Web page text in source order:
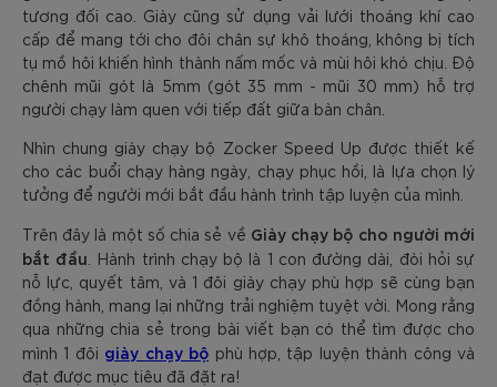
tương đối cao. Giày cũng sử dụng vải lưới thoáng khí cao
cấp để mang tới cho đôi chân sự khô thoáng, không bị tích
tụ mồ hôi khiến hình thành nấm mốc và mùi hôi khó chịu. Độ
chênh mũi gót là 5mm (gót 35 mm - mũi 30 mm) hỗ trợ
người chạy làm quen với tiếp đất giữa bàn chân.
Nhìn chung giày chạy bộ Zocker Speed Up được thiết kế
cho các buổi chạy hàng ngày, chạy phục hồi, là lựa chọn lý
tưởng để người mới bắt đầu hành trình tập luyện của mình.
Trên đây là một số chia sẻ về Giày chạy bộ cho người mới
bắt đầu . Hành trình chạy bộ là 1 con đường dài, đòi hỏi sự
nỗ lực, quyết tâm, và 1 đôi giày chạy phù hợp sẽ cùng bạn
đồng hành, mang lại những trải nghiệm tuyệt vời. Mong rằng
qua những chia sẻ trong bài viết bạn có thể tìm được cho
mình 1 đôi giày chạy bộ phù hợp, tập luyện thành công và
đạt được mục tiêu đã đặt ra!